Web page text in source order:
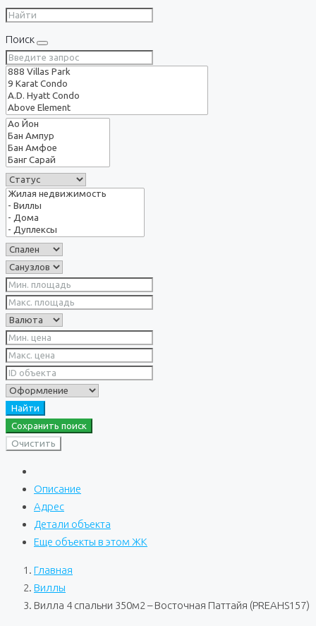
Поиск
Найти
Сохранить поиск
Очистить
Описание
Адрес
Детали объекта
Еще объекты в этом ЖК
Главная
Виллы
Вилла 4 спальни 350м2 – Восточная Паттайя (PREAHS157)